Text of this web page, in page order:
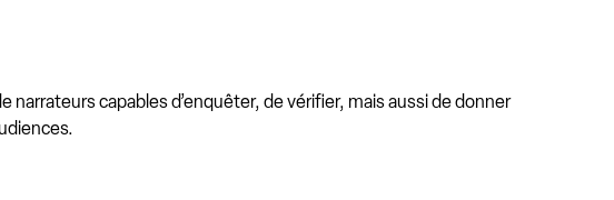
capables d’enquêter, de vérifier, mais aussi de donner